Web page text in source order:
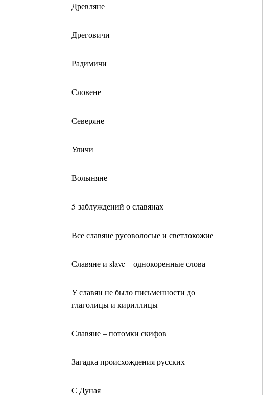
Древляне
Дреговичи
Радимичи
Словене
Северяне
Уличи
Волыняне
5 заблуждений о славянах
Все славяне русоволосые и светлокожие
Славяне и slave – однокоренные слова
У славян не было письменности до
глаголицы и кириллицы
Славяне – потомки скифов
Загадка происхождения русских
С Дуная